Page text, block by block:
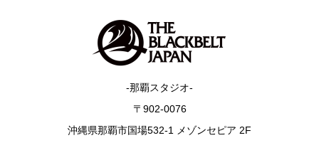
-那覇スタジオ-
〒902-0076
沖縄県那覇市国場532-1 メゾンセピア 2F